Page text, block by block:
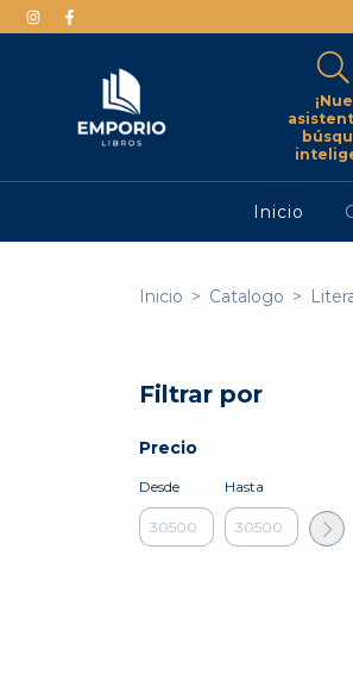
Inicio
Inicio > Catalogo >
Filtrar por
Precio
Desde Hasta